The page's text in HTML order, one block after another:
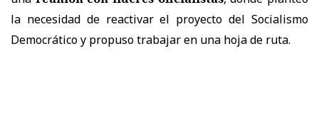
la necesidad de reactivar el proyecto del Socialismo
Democrático y propuso trabajar en una hoja de ruta.